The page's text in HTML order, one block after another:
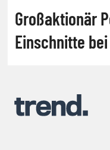
Großaktionär
Einschnitte